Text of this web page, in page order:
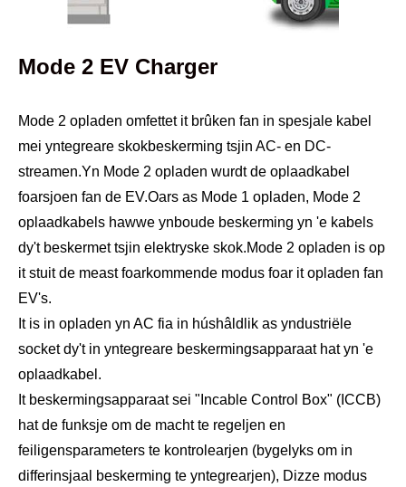
Mode 2 EV Charger
Mode 2 opladen omfettet it brûken fan in spesjale kabel
mei yntegreare skokbeskerming tsjin AC- en DC-
streamen.Yn Mode 2 opladen wurdt de oplaadkabel
foarsjoen fan de EV.Oars as Mode 1 opladen, Mode 2
oplaadkabels hawwe ynboude beskerming yn 'e kabels
dy't beskermet tsjin elektryske skok.Mode 2 opladen is op
it stuit de meast foarkommende modus foar it opladen fan
EV's.
It is in opladen yn AC fia in húshâldlik as yndustriële
socket dy't in yntegreare beskermingsapparaat hat yn 'e
oplaadkabel.
It beskermingsapparaat sei "Incable Control Box" (ICCB)
hat de funksje om de macht te regeljen en
feiligensparameters te kontrolearjen (bygelyks om in
differinsjaal beskerming te yntegrearjen), Dizze modus